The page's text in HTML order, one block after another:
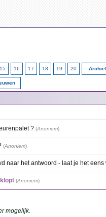
15 16 17 18 19 20
? (Anoniem)
(Anoniem)
naar het antwoord - laat je het eens
(Anoniem)
mogelijk.